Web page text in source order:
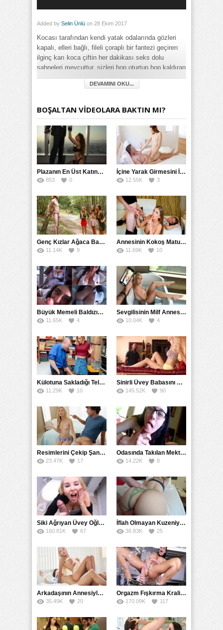
Added by Selin Ünlü on 28 Ekim 2017
Kocası tarafından kendi yatak odalarında gözleri
kapalı, elleri bağlı, fileli çoraplı bir fantezi geçiren
ilginç karı koca çiftin her dakikası seks dolu
sahneleri mevcuttur, sizleri hop oturtup hop kaldıran
bir video ile baş başa bırakıyoruz.
Full HD
Yabancı
DEVAMINI OKU...
BOŞALTAN VİDEOLARA BAKTIN MI?
Plazanın En Üst Katında Üst Seviye Köle Fantezisi Sikişi
853 0
İçine Yarak Girmesini İsteyince Kuzeninin Penisini Kullandı
12.55K 3
Genç Kızlar Ağaca Bağlayarak Tecavüz Etmek İstediler
11.14K 9
Annesinin Kokoş Mature Arkadaşı Tarafından Saksoya Uğradı
11.69K 10
Büyük Memeli Baldızının Takipçilerinin Çoğalması İçin Yardım Etti
11.65K 4
Sevgilisinin Milf Annesini Banyoda Taciz Ederken Farkedildi
10.04K 4
Külotuna Sakladığı Telefonu Eteğin Altına Bakarak Yakaladı
11.29K 10
Sinirli Üvey Babasını Sakinleştirmek İçin Amını Kullandı
145.52K 90
Resimlerini Çekip Şantaj Etmekle Suçladı Tehditle Sikini Vakumlattı
23.47K 17
Odasında Takılan Mektepli Baldızıyla Delirmece Yaşayan Enişte
14.22K 8
Siki Ağrıyan Üvey Oğlunu Ağzına Boşaltarak İyileştirdi
160.81K 67
İflah Olmayan Kuzeniyle Gizlice Sikişmeye Devam Etti
36.83K 25
Arkadaşının Annesiyle Sevgili Olması Yetmedi Fantezili Sikti
35.49K 20
Orgazm Fışkırma Kraliçesinin Sikiş Belgeseli
170.09K 117